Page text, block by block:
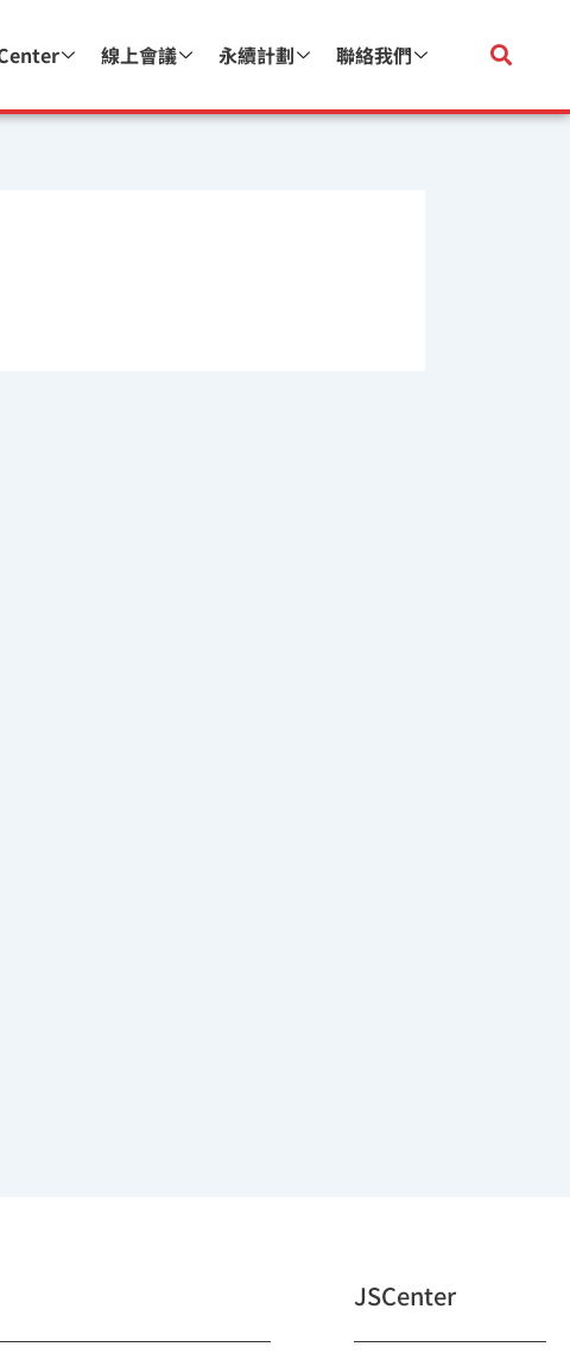
線上會議 永續計劃 聯絡我們
JSCenter